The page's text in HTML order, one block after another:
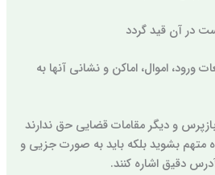
در آن قید گردد
ورود، اموال، اماکن و نشانی آنها به
و دیگر مقامات قضایی حق ندارند
متهم بشوید بلکه باید به صورت جزیی و
دقیق اشاره کنند.